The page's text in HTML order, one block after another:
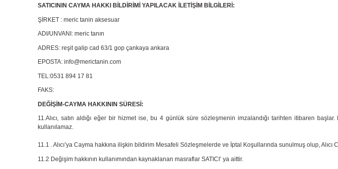
SATICININ CAYMA HAKKI BİLDİRİMİ YAPILACAK İLETİŞİM BİLGİLERİ:
ŞİRKET : meric tanin aksesuar
ADI/UNVANI: meric tanın
ADRES: reşit galip cad 63/1 gop çankaya ankara
EPOSTA: info@merictanin.com
TEL:0531 894 17 81
FAKS:
DEĞİŞİM-CAYMA HAKKININ SÜRESİ:
11.Alıcı, satın aldığı eğer bir hizmet ise, bu 4 günlük süre sözleşmenin imzalandığı tarihten itibaren
kullanılamaz.
11.1 . Alıcı’ya Cayma hakkına ilişkin bildirim Mesafeli Sözleşmelerde ve İptal Koşullarında sunulmuş olup, Alıcı
11.2 Değişim hakkının kullanımından kaynaklanan masraflar SATICI’ ya aittir.